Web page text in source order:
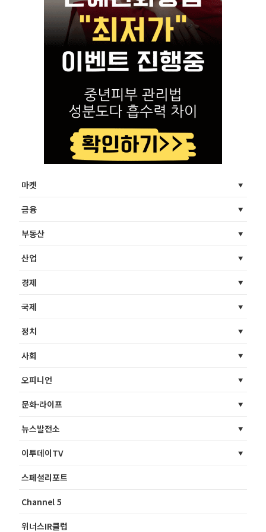
마켓
금융
부동산
산업
경제
국제
정치
사회
오피니언
문화·라이프
뉴스발전소
이투데이TV
스페셜리포트
Channel 5
위너스IR클럽